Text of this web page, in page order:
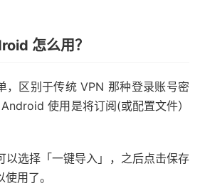
怎么用？
，区别于传统 VPN 那种登录账号密
使用是将订阅(或配置文件）
以选择「一键导入」，之后点击保存
用了。